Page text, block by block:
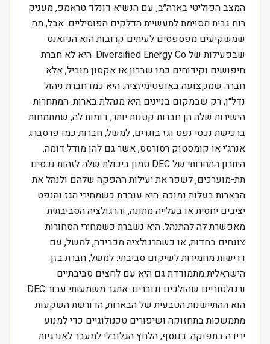
המצב הפוליטי בארה״ב, עם הנשיא דונלד טראמפ, מעניק
רוח גבית מסוימת לתעשיית הדלקים הפוסיליים. אבל, מה
שמשקיעים מפספסים לעיתים קרובות הוא הניואנס
שבפעילות של Diversified Energy Co. היא לא חברת
חיפושים וקידוחים כמו שברון או אקסון מוביל, אלא
חברה שמקצועה באופטימיזציה. היא כמו חברת ניהול
נדל״ן, רק שבמקום בניינים היא מנהלת בארות. המתחרות
הישירות שלה הן חברות קטנות יותר, דומות לה, שמתמחות
ברכישת נכסי נפט וגז בוגרים, למשל, חברות כמו פרסברג
אנרג׳י או קומסטוק רסורסס, אשר גם להן מודל דומה.
היתרון התחרותי של DEC טמון ביכולת שלה לזהות נכסים
תת-מוערכים, לשפר את יעילות ההפקה שלהם ולנהל את
הבארות בעלות נמוכה. היא עובדת כשמחירי הגז והנפט
יציבים יחסית או בעלייה מתונה, והרגולציה הסביבתית
מאפשרת לה להתנהל. היא נשברת כשמחירי הסחורות
צונחים בחדות, או כשהרגולציה מכבידה, למשל, עם
דרישות מחמירות לשיקום סביבתי. למשל, חברת בזן
הישראלית מתמודדת גם היא עם לחצים סביבתיים
ורגולטוריים שהולכים וגוברים. אתגר משמעותי עבור DEC
הוא ההתיישנות הטבעית של הבארות, הדורשת השקעות
מתמשכות בתחזוקה ושיפורים טכנולוגיים כדי למנוע
ירידה בתפוקה. בנוסף, הלחץ הגלובלי למעבר לאנרגיות